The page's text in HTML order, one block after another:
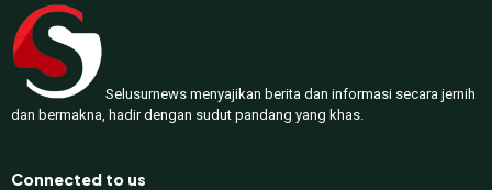
Selusurnews menyajikan berita dan informasi secara jernih
dan bermakna, hadir dengan sudut pandang yang khas.
Connected to us